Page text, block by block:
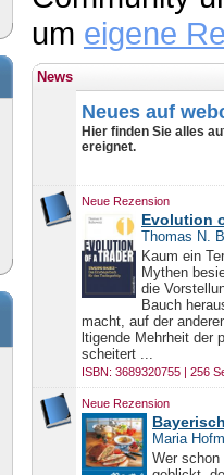
um eigene
News
Neues auf
Hier finden Sie alles
ereignet.
Neue Rezension
Evolution
Thomas N.
Kaum ein
Mythen
die
Bauch
macht, auf der
ltigende Mehrheit der
scheitert ...
ISBN: 3689320755 | 256
Neue Rezension
Maria
Wer schon